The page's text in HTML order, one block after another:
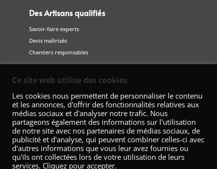
Des Artisans qualifiés
Savoir-faire experts
Devis maîtrisés
Chantiers responsables
Fédération Nationale de la Décoration – 42 Avenue Marceau 75008
Ce site web utilise des cookies
Les cookies nous permettent de personnaliser le contenu
et les annonces, d'offrir des fonctionnalités relatives aux
médias sociaux et d'analyser notre trafic. Nous
partageons également des informations sur l'utilisation
de notre site avec nos partenaires de médias sociaux, de
publicité et d'analyse, qui peuvent combiner celles-ci avec
d'autres informations que vous leur avez fournies ou
qu'ils ont collectées lors de votre utilisation de leurs
services. Cliquez pour accepter.